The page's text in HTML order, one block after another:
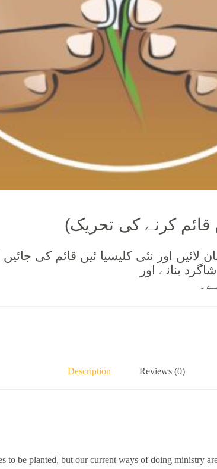
قائم کرنے کی تحریک
اور نئی کلیسیا ئیں قائم کی
بنانے اور
Description Reviews (0)
to be planted, but our current ways of doing ministry